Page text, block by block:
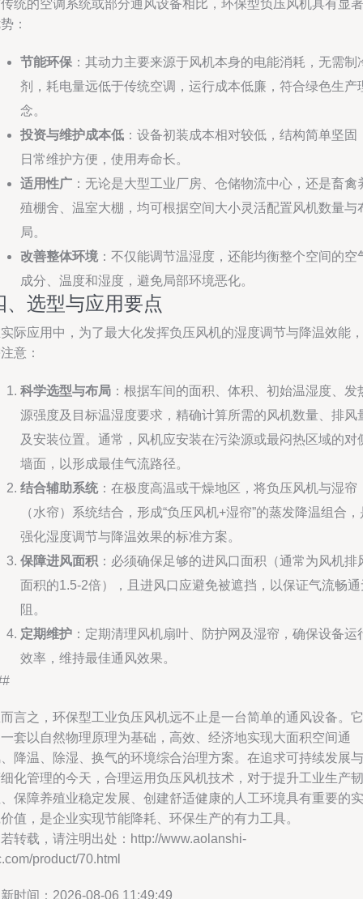
统的空调系统或部分通风设备相比，环保型负压风机具有显著
：
节能环保 ：其动力主要来源于风机本身的电能消耗，无需制
剂，耗电量远低于传统空调，运行成本低廉，符合绿色生产
念。
投资与维护成本低 ：设备初装成本相对较低，结构简单坚固
日常维护方便，使用寿命长。
适用性广 ：无论是大型工业厂房、仓储物流中心，还是畜禽
殖棚舍、温室大棚，均可根据空间大小灵活配置风机数量与
局。
改善整体环境 ：不仅能调节温湿度，还能均衡整个空间的空
成分、温度和湿度，避免局部环境恶化。
、选型与应用要点
际应用中，为了最大化发挥负压风机的湿度调节与降温效能，
意：
科学选型与布局 ：根据车间的面积、体积、初始温湿度、发
源强度及目标温湿度要求，精确计算所需的风机数量、排风
及安装位置。通常，风机应安装在污染源或最闷热区域的对
墙面，以形成最佳气流路径。
结合辅助系统：在极度高温或干燥地区，将负压风机与湿帘
（水帘）系统结合，形成“负压风机+湿帘”的蒸发降温组合，
强化湿度调节与降温效果的标准方案。
保障进风面积 ：必须确保足够的进风口面积（通常为风机排
面积的1.5-2倍），且进风口应避免被遮挡，以保证气流畅通
阻。
定期维护 ：定期清理风机扇叶、防护网及湿帘，确保设备运
效率，维持最佳通风效果。
言之，环保型工业负压风机远不止是一台简单的通风设备。它
套以自然物理原理为基础，高效、经济地实现大面积空间通
降温、除湿、换气的环境综合治理方案。在追求可持续发展与
化管理的今天，合理运用负压风机技术，对于提升工业生产韧
保障养殖业稳定发展、创建舒适健康的人工环境具有重要的实
值，是企业实现节能降耗、环保生产的有力工具。
转载，请注明出处：http://www.aolanshi-
product/70.html
时间：2026-08-06 11:49:49